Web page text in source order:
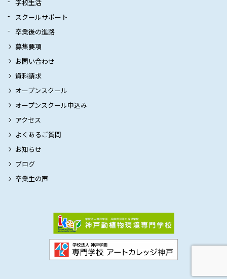
学校生活
スクールサポート
卒業後の進路
募集要項
お問い合わせ
資料請求
オープンスクール
オープンスクール申込み
アクセス
よくあるご質問
お知らせ
ブログ
卒業生の声